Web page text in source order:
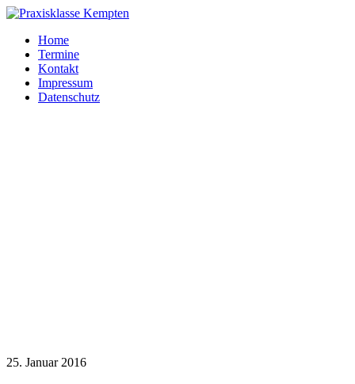
Home
Termine
Kontakt
Impressum
Datenschutz
25. Januar 2016